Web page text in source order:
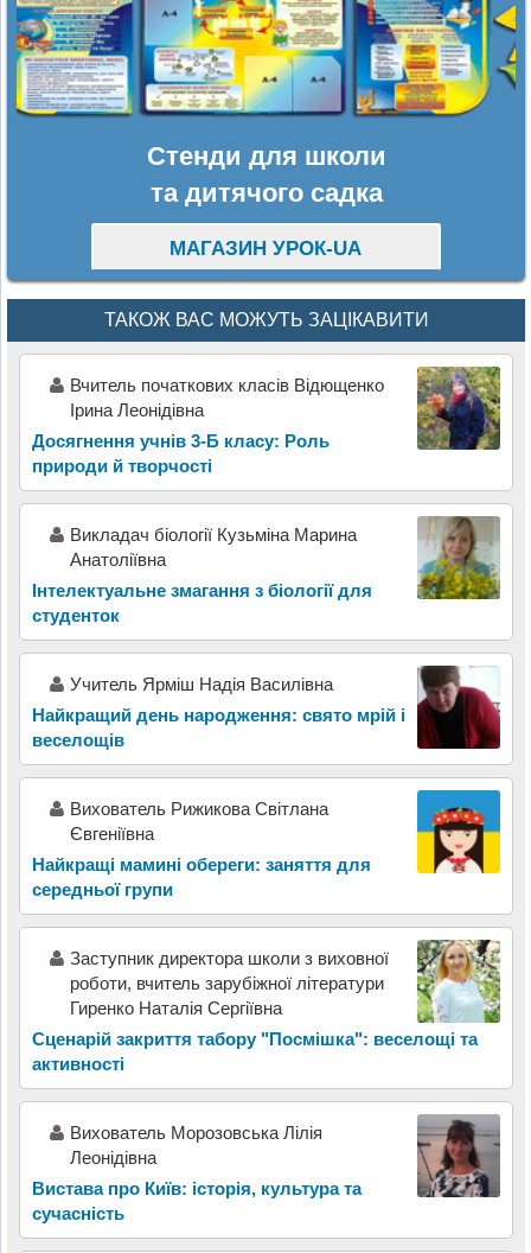
Стенди для школи
та дитячого садка
МАГАЗИН УРОК-UA
ТАКОЖ ВАС МОЖУТЬ ЗАЦІКАВИТИ
Вчитель початкових класів Відющенко
Ірина Леонідівна
Досягнення учнів 3-Б класу: Роль
природи й творчості
Викладач біології Кузьміна Марина
Анатоліївна
Інтелектуальне змагання з біології для
студенток
Учитель Ярміш Надія Василівна
Найкращий день народження: свято мрій і
веселощів
Вихователь Рижикова Світлана
Євгеніївна
Найкращі мамині обереги: заняття для
середньої групи
Заступник директора школи з виховної
роботи, вчитель зарубіжної літератури
Гиренко Наталія Сергіївна
Сценарій закриття табору "Посмішка": веселощі та
активності
Вихователь Морозовська Лілія
Леонідівна
Вистава про Київ: історія, культура та
сучасність